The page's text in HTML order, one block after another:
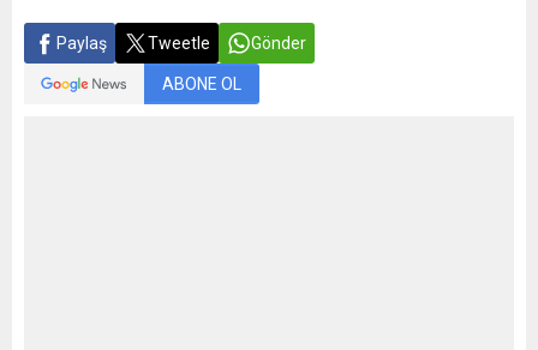
Paylaş Tweetle Gönder
ABONE OL